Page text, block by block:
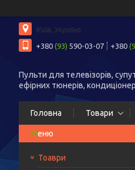
Київ, Україна
+380 (93) 590-03-07 +380
Пульти для телевізорів,
ефірних тюнерів,
Головна Товари
Тоаври